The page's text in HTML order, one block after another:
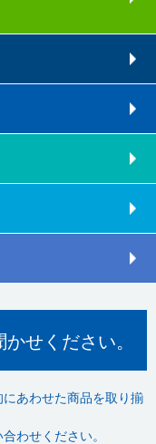
せください。
あわせた商品を取り揃
わせください。